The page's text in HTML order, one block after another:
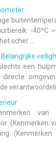
-40ºC
scher ...
een
(Kenmerken